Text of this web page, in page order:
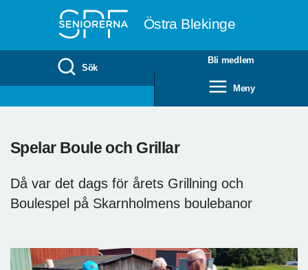
Östra Blekinge
Sök
Bli medlem
Meny
Spelar Boule och Grillar
Då var det dags för årets Grillning och
Boulespel på Skarnholmens boulebanor